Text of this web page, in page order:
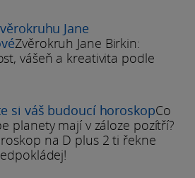
Jane
Zvěrokruh Jane Birkin:
vášeň a kreativita podle
si váš budoucí horoskopCo
planety mají v záloze pozítří?
na D plus 2 ti řekne